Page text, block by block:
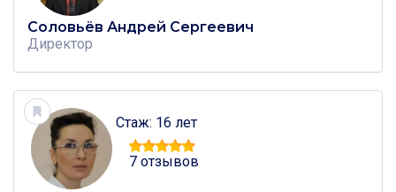
Соловьёв Андрей Сергеевич
Директор
Стаж: 16 лет
7 отзывов